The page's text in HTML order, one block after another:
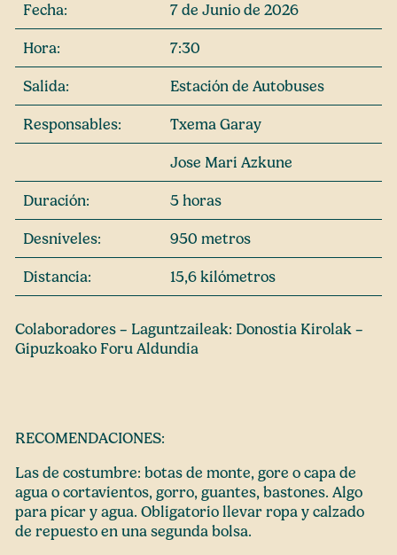
Fecha: 7 de Junio de 2026
Hora: 7:30
Salida: Estación de Autobuses
Responsables: Txema Garay
Jose Mari Azkune
Duración: 5 horas
Desniveles: 950 metros
Distancia: 15,6 kilómetros
Colaboradores – Laguntzaileak: Donostia Kirolak –
Gipuzkoako Foru Aldundia
RECOMENDACIONES:
Las de costumbre: botas de monte, gore o capa de
agua o cortavientos, gorro, guantes, bastones. Algo
para picar y agua. Obligatorio llevar ropa y calzado
de repuesto en una segunda bolsa.